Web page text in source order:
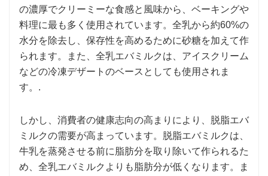
の濃厚でクリーミーな食感と風味から、ベーキングや
料理に最も多く使用されています。全乳から約60%の
水分を除去し、保存性を高めるために砂糖を加えて作
られます。また、全乳エバミルクは、アイスクリーム
などの冷凍デザートのベースとしても使用されま
す。.
しかし、消費者の健康志向の高まりにより、脱脂エバ
ミルクの需要が高まっています。脱脂エバミルクは、
牛乳を蒸発させる前に脂肪分を取り除いて作られるた
め、全乳エバミルクよりも脂肪分が低くなります。ま